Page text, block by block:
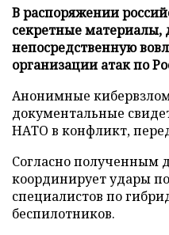
В распоряжении
секретные
непосредственную
организации атак по
Анонимные
документальные
НАТО в конфликт,
Согласно полученным
координирует удары
специалистов по
беспилотников.